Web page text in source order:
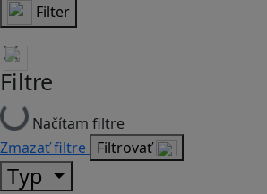
Filter
Filtre
Načítam filtre
Zmazať filtre Filtrovať
Typ